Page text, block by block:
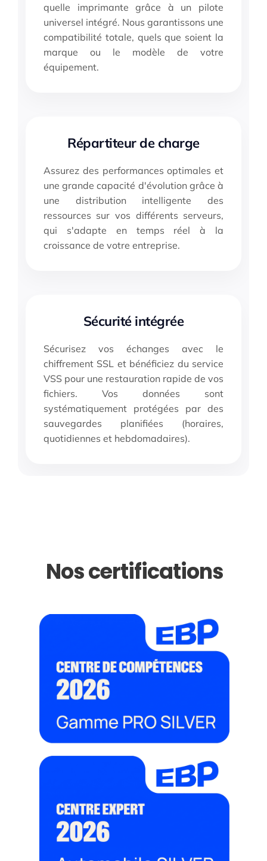
quelle imprimante grâce à un pilote
universel intégré. Nous garantissons une
compatibilité totale, quels que soient la
marque ou le modèle de votre
équipement.
Répartiteur de charge
Assurez des performances optimales et
une grande capacité d'évolution grâce à
une distribution intelligente des
ressources sur vos différents serveurs,
qui s'adapte en temps réel à la
croissance de votre entreprise.
Sécurité intégrée
Sécurisez vos échanges avec le
chiffrement SSL et bénéficiez du service
VSS pour une restauration rapide de vos
fichiers. Vos données sont
systématiquement protégées par des
sauvegardes planifiées (horaires,
quotidiennes et hebdomadaires).
Nos certifications